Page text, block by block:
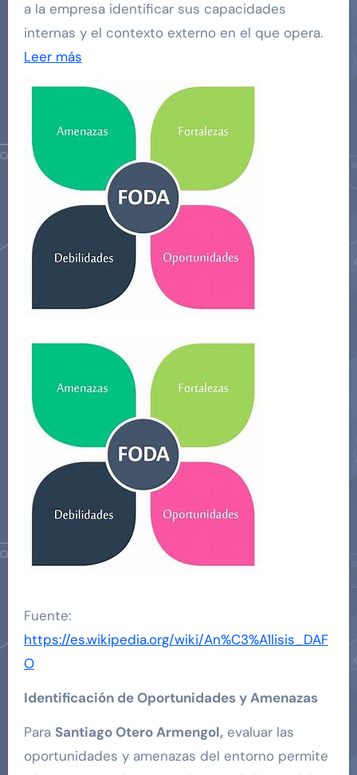
a la empresa identificar sus capacidades
internas y el contexto externo en el que opera.
Leer más
Fuente:
https://es.wikipedia.org/wiki/An%C3%A1lisis_DAF
O
Identificación de Oportunidades y Amenazas
Para Santiago Otero Armengol,evaluar las
oportunidades y amenazas del entorno permite